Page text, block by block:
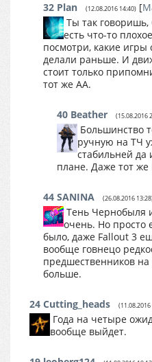
32 Plan (12.08.2016 14:40) [
Ты так говоришь,
есть что-то
посмотри, какие игры
делали раньше. И
стоит только
тот же AA.
40 Beather (15.08.2016
Большинство
ручную на ТЧ
стабильней да
плане. Даже тот
44 SANINA (26.08.2016
Тень Чернобыля
очень. Но просто
было, даже Fallout 3
вообще говнецо
предшественников
больше.
24 Cutting_heads
Года на четыре
вообще выйдет.